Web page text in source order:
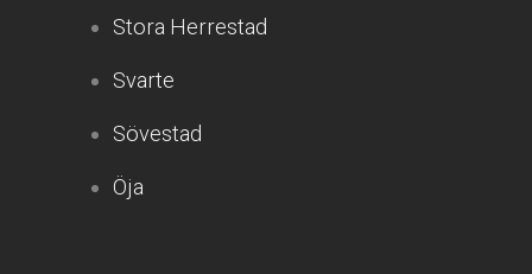
Stora Herrestad
Svarte
Sövestad
Öja